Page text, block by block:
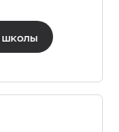
школы